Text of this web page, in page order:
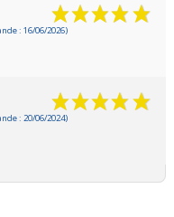
: 16/06/2026)
: 20/06/2024)